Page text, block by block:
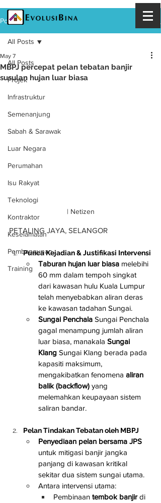
Post
All Posts
Projek
Infrastruktur
Semenanjung
Sabah & Sarawak
Luar Negara
Perumahan
Isu Rakyat
Teknologi
Kontraktor
Keselamatan
Pembangunan
Training
All Posts
MBPJ percepat pelan tebatan banjir
susulan hujan luar biasa
May 7
| Netizen
PETALING JAYA, SELANGOR
Punca Kejadian & Justifikasi Intervensi
Taburan hujan luar biasa melebihi
60 mm dalam tempoh singkat
dari kawasan hulu Kuala Lumpur
telah menyebabkan aliran deras
ke kawasan tadahan Sungai.
Sungai Penchala Sungai Penchala
gagal menampung jumlah aliran
luar biasa, manakala Sungai
Klang Sungai Klang berada pada
kapasiti maksimum,
mengakibatkan fenomena aliran
balik (backflow) yang
melemahkan keupayaan sistem
saliran bandar.
Pelan Tindakan Tebatan oleh MBPJ
Penyediaan pelan bersama JPS
untuk mitigasi banjir jangka
panjang di kawasan kritikal
sekitar dua sistem sungai utama.
Antara intervensi utama:
Pembinaan tembok banjir di